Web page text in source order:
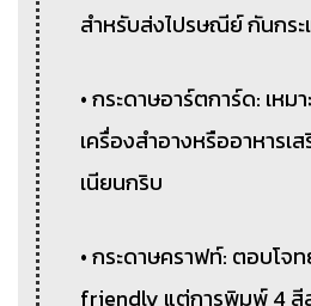
สำหรับส่งไปรษณีย์ กันกร
• กระดาษอาร์ตการ์ด: เหม
เครื่องสำอางหรืออาหารเ
เนียนกริบ
• กระดาษคราฟท์: ตอบโจ
friendly แต่การพิมพ์ 4 สี